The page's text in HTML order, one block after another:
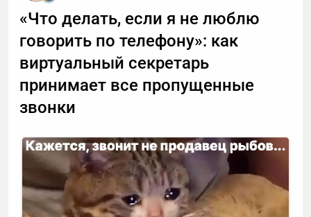
«Что делать, если я не люблю
говорить по телефону»: как
виртуальный секретарь
принимает все пропущенные
звонки